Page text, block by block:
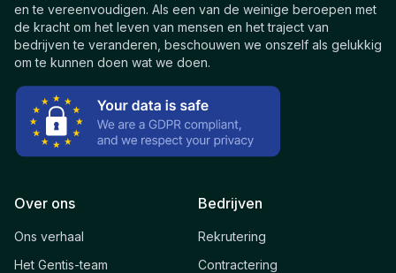
en te vereenvoudigen. Als een van de weinige beroepen met
de kracht om het leven van mensen en het traject van
bedrijven te veranderen, beschouwen we onszelf als gelukkig
om te kunnen doen wat we doen.
Over ons
Ons verhaal
Het Gentis-team
Bedrijven
Rekrutering
Contractering